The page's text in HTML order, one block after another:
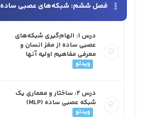
فصل ششم: شبکه‌های عصبی ساده
درس ۱: الهام‌گیری شبکه‌های
عصبی ساده از مغز انسان و
معرفی مفاهیم اولیه آنها
ویدئو
درس ۲: ساختار و معماری یک
شبکه عصبی ساده (MLP)
ویدئو